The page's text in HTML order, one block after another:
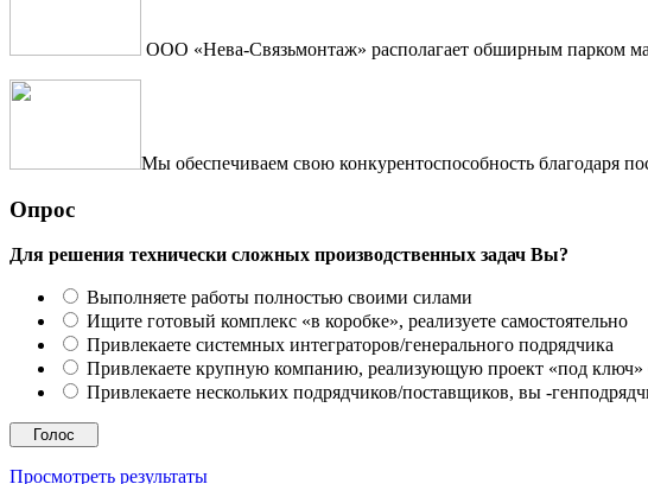
ООО «Нева-Связьмонтаж» располагает обширным парком
Мы обеспечиваем свою конкурентоспособность благодаря
Опрос
Для решения технически сложных производственных задач Вы?
Выполняете работы полностью своими силами
Ищите готовый комплекс «в коробке», реализуете самостоятельно
Привлекаете системных интеграторов/генерального подрядчика
Привлекаете крупную компанию, реализующую проект «под ключ»
Привлекаете нескольких подрядчиков/поставщиков, вы -
Просмотреть результаты